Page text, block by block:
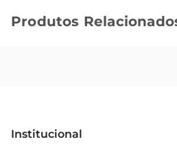
oliva. Seu sabor frutado e
Ideal para Diversas
Produtos
Institucional